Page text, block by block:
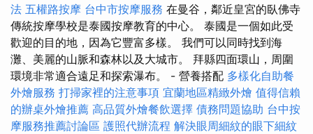
法 五權路按摩 台中市按摩服務 在曼谷，鄰近皇宮的臥佛寺
傳統按摩學校是泰國按摩教育的中心。 泰國是一個如此受
歡迎的目的地，因為它豐富多樣。 我們可以同時找到海
灘、美麗的山脈和森林以及大城市。 拜縣四面環山，周圍
環境非常適合遠足和探索瀑布。 - 營養搭配 多樣化自助餐
外燴服務 打掃家裡的注意事項 宜蘭地區精緻外燴 值得信賴
的辦桌外燴推薦 高品質外燴餐飲選擇 債務問題協助 台中按
摩服務推薦討論區 護照代辦流程 解決眼周細紋的眼下細紋